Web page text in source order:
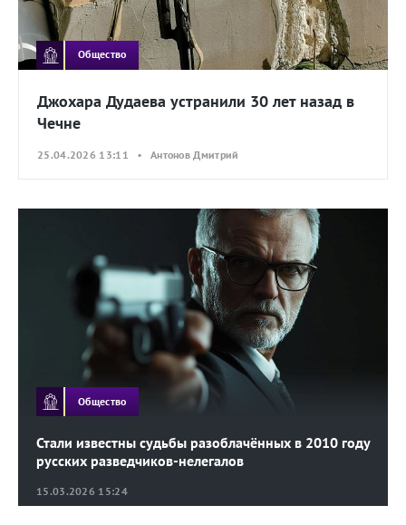
Общество
Джохара Дудаева устранили 30 лет назад в
Чечне
25.04.2026 13:11 • Антонов Дмитрий
15.03.2026 15:24
Стали известны судьбы разоблачённых в 2010 году
русских разведчиков-нелегалов
Общество